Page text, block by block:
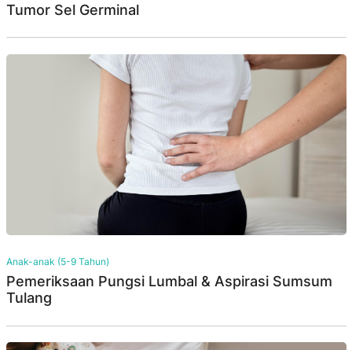
Tumor Sel Germinal
Anak-anak (5-9 Tahun)
Pemeriksaan Pungsi Lumbal & Aspirasi Sumsum
Tulang